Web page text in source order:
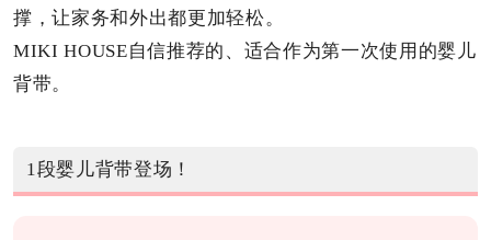
撑，让家务和外出都更加轻松。
MIKI HOUSE自信推荐的、适合作为第一次使用的婴儿
背带。
1段婴儿背带登场！